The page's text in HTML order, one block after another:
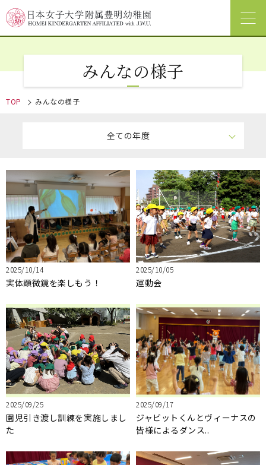
みんなの様子
TOP みんなの様子
全ての年度
2025/10/14
実体顕微鏡を楽しもう！
2025/10/05
運動会
2025/09/25
園児引き渡し訓練を実施しまし
た
2025/09/17
ジャビットくんとヴィーナスの
皆様によるダンス..